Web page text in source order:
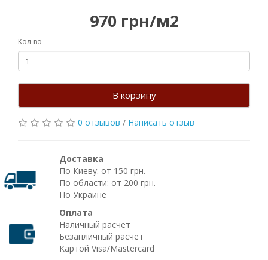
970 грн/м2
Кол-во
В корзину
0 отзывов / Написать отзыв
Доставка
По Киеву: от 150 грн.
По области: от 200 грн.
По Украине
Оплата
Наличный расчет
Безанличный расчет
Картой Visa/Mastercard